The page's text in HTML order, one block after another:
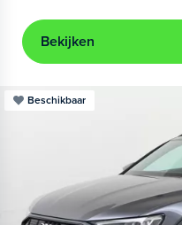
Bekijken
Beschikbaar